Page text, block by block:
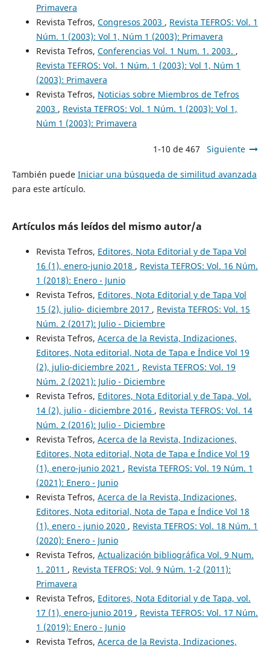
Primavera
Revista Tefros, Congresos 2003 , Revista TEFROS: Vol. 1
Núm. 1 (2003): Vol 1, Núm 1 (2003): Primavera
Revista Tefros, Conferencias Vol. 1 Num. 1. 2003. ,
Revista TEFROS: Vol. 1 Núm. 1 (2003): Vol 1, Núm 1
(2003): Primavera
Revista Tefros, Noticias sobre Miembros de Tefros
2003 , Revista TEFROS: Vol. 1 Núm. 1 (2003): Vol 1,
Núm 1 (2003): Primavera
1-10 de 467 Siguiente
También puede Iniciar una búsqueda de similitud avanzada
para este artículo.
Artículos más leídos del mismo autor/a
Revista Tefros, Editores, Nota Editorial y de Tapa Vol
16 (1), enero-junio 2018 , Revista TEFROS: Vol. 16 Núm.
1 (2018): Enero - Junio
Revista Tefros, Editores, Nota Editorial y de Tapa Vol
15 (2), julio- diciembre 2017 , Revista TEFROS: Vol. 15
Núm. 2 (2017): Julio - Diciembre
Revista Tefros, Acerca de la Revista, Indizaciones,
Editores, Nota editorial, Nota de Tapa e Índice Vol 19
(2), julio-diciembre 2021 , Revista TEFROS: Vol. 19
Núm. 2 (2021): Julio - Diciembre
Revista Tefros, Editores, Nota Editorial y de Tapa, Vol.
14 (2), julio - diciembre 2016 , Revista TEFROS: Vol. 14
Núm. 2 (2016): Julio - Diciembre
Revista Tefros, Acerca de la Revista, Indizaciones,
Editores, Nota editorial, Nota de Tapa e Índice Vol 19
(1), enero-junio 2021 , Revista TEFROS: Vol. 19 Núm. 1
(2021): Enero - Junio
Revista Tefros, Acerca de la Revista, Indizaciones,
Editores, Nota editorial, Nota de Tapa e Índice Vol 18
(1), enero - junio 2020 , Revista TEFROS: Vol. 18 Núm. 1
(2020): Enero - Junio
Revista Tefros, Actualización bibliográfica Vol. 9 Num.
1. 2011 , Revista TEFROS: Vol. 9 Núm. 1-2 (2011):
Primavera
Revista Tefros, Editores, Nota Editorial y de Tapa, vol.
17 (1), enero-junio 2019 , Revista TEFROS: Vol. 17 Núm.
1 (2019): Enero - Junio
Revista Tefros, Acerca de la Revista, Indizaciones,